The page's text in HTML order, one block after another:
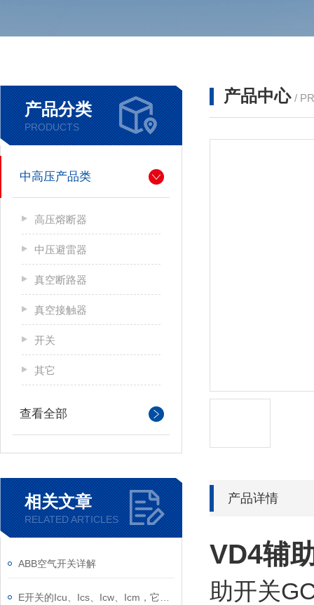
产品分类
PRODUCTS
中高压产品类
高压熔断器
中压避雷器
真空断路器
真空接触器
开关
其它
查看全部
相关文章
RELATED ARTICLES
ABB空气开关详解
产品中心 /
产品详情
VD4辅
助开关